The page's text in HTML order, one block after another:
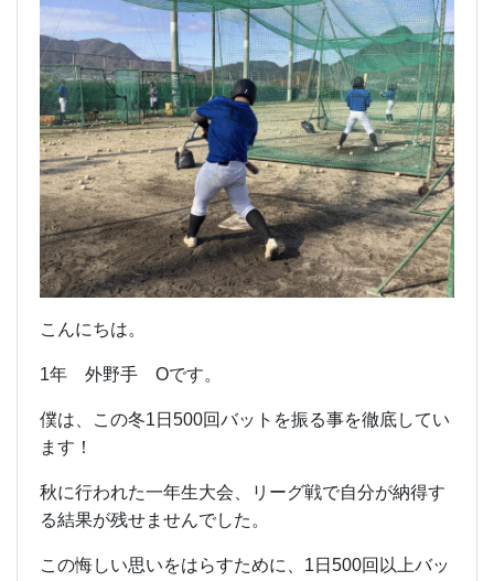
こんにちは。
1年 外野手 Oです。
僕は、この冬1日500回バットを振る事を徹底してい
ます！
秋に行われた一年生大会、リーグ戦で自分が納得す
る結果が残せませんでした。
この悔しい思いをはらすために、1日500回以上バッ